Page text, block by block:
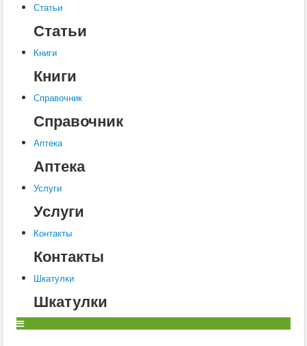
Книги
Услуги
Контакты
Шкатулки
Статьи
Статьи
Книги
Книги
Справочник
Справочник
Аптека
Аптека
Услуги
Услуги
Контакты
Контакты
Шкатулки
Шкатулки